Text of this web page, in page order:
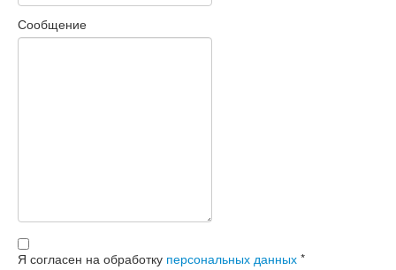
Сообщение
Я согласен на обработку персональных данных *